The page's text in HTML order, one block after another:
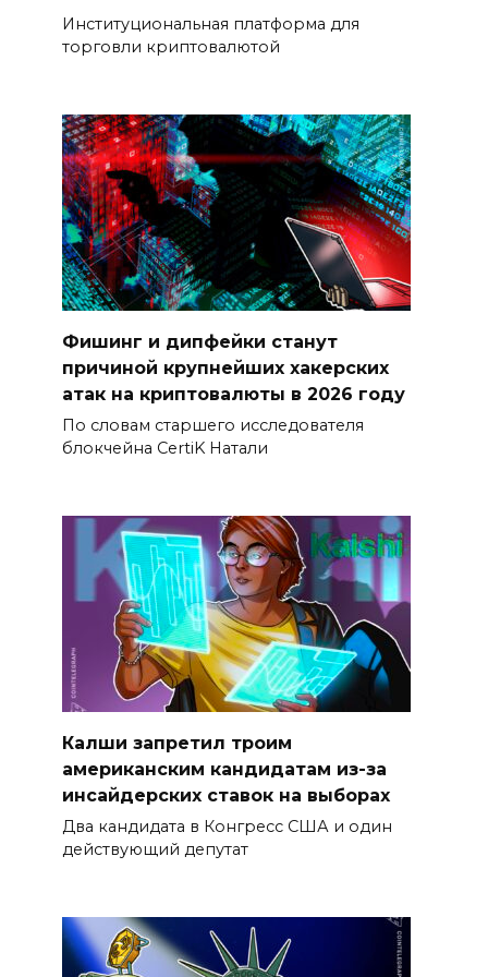
Институциональная платформа для
торговли криптовалютой
Фишинг и дипфейки станут
причиной крупнейших хакерских
атак на криптовалюты в 2026 году
По словам старшего исследователя
блокчейна CertiK Натали
Калши запретил троим
американским кандидатам из-за
инсайдерских ставок на выборах
Два кандидата в Конгресс США и один
действующий депутат